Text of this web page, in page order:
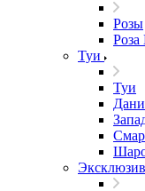
Розы
Роза
Туи
Туи